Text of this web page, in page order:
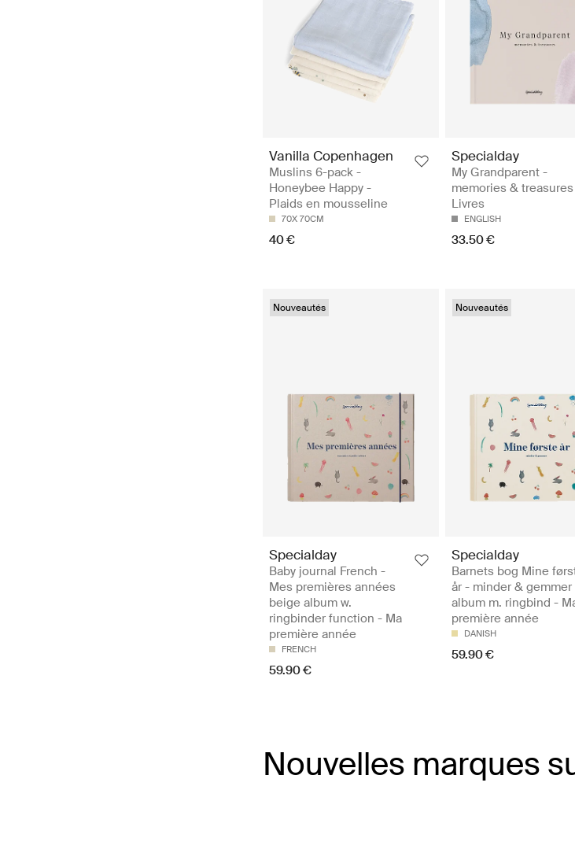
Vanilla Copenhagen
Muslins 6-pack -
Honeybee Happy -
Plaids en mousseline
70X 70CM
40 €
Specialday
My Grandparent -
memories &
Livres
ENGLISH
33.50 €
Nouveautés
Specialday
Baby journal French -
Mes premières années
beige album w.
ringbinder function - Ma
première année
FRENCH
59.90 €
Nouveautés
Specialday
Barnets bog Mine
år - minder & gemmer
album m. ringbind -
première année
DANISH
59.90 €
Nouvelles marques